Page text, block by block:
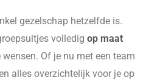
gezelschap hetzelfde is.
volledig op maat
Of je nu met een team
alles overzichtelijk voor je op